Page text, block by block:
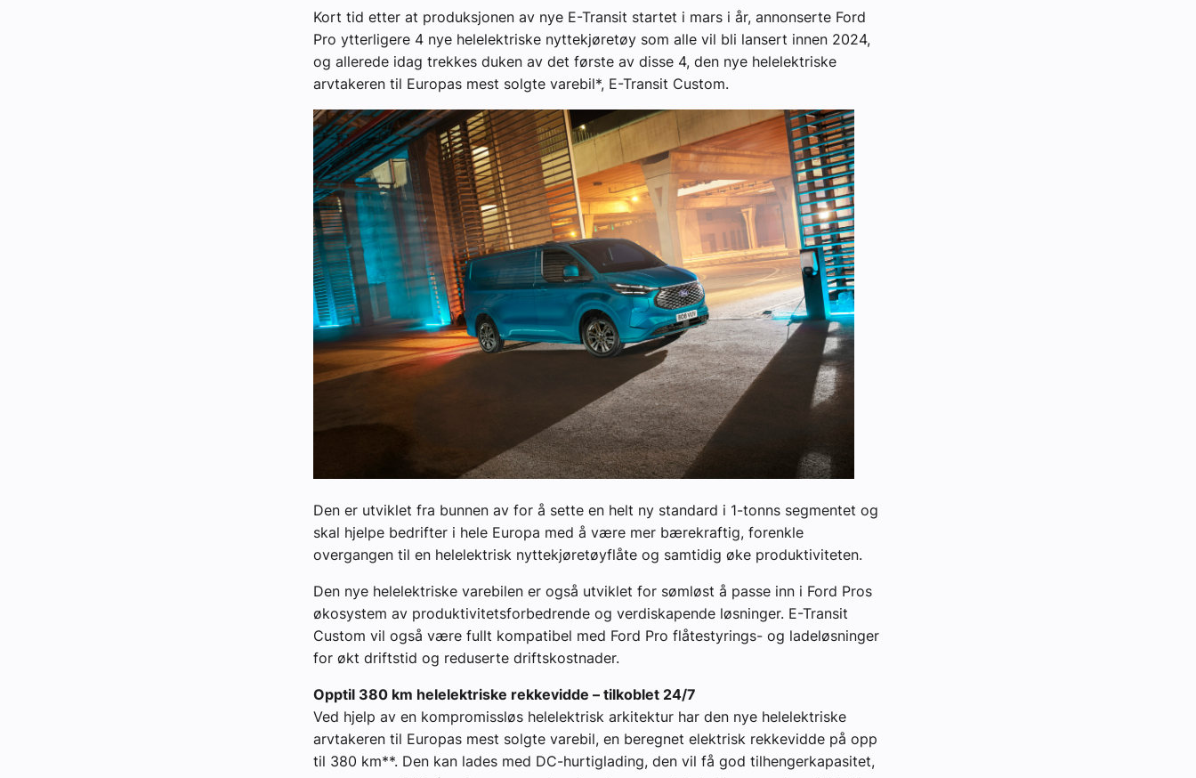
Kort tid etter at produksjonen av nye E-Transit startet i mars i år, annonserte Ford
Pro ytterligere 4 nye helelektriske nyttekjøretøy som alle vil bli lansert innen 2024,
og allerede idag trekkes duken av det første av disse 4, den nye helelektriske
arvtakeren til Europas mest solgte varebil*, E-Transit Custom.
Den er utviklet fra bunnen av for å sette en helt ny standard i 1-tonns segmentet og
skal hjelpe bedrifter i hele Europa med å være mer bærekraftig, forenkle
overgangen til en helelektrisk nyttekjøretøyflåte og samtidig øke produktiviteten.
Den nye helelektriske varebilen er også utviklet for sømløst å passe inn i Ford Pros
økosystem av produktivitetsforbedrende og verdiskapende løsninger. E-Transit
Custom vil også være fullt kompatibel med Ford Pro flåtestyrings- og ladeløsninger
for økt driftstid og reduserte driftskostnader.
Opptil 380 km helelektriske rekkevidde – tilkoblet 24/7
Ved hjelp av en kompromissløs helelektrisk arkitektur har den nye helelektriske
arvtakeren til Europas mest solgte varebil, en beregnet elektrisk rekkevidde på opp
til 380 km**. Den kan lades med DC-hurtiglading, den vil få god tilhengerkapasitet,